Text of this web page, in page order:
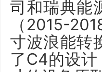
司和瑞典能
（2015-
寸波浪能转
了C4的设